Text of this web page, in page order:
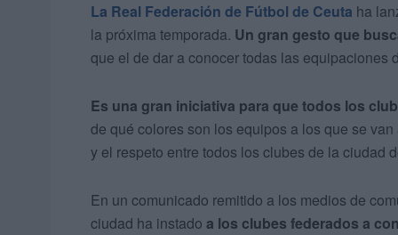
La Real Federación de Fútbol de Ceuta ha
la próxima temporada. Un gran gesto que
que el de dar a conocer todas las equipaciones
Es una gran iniciativa para que todos los
de qué colores son los equipos a los que se
y el respeto entre todos los clubes de la ciudad
En un comunicado remitido a los medios de
ciudad ha instado a los clubes federados a